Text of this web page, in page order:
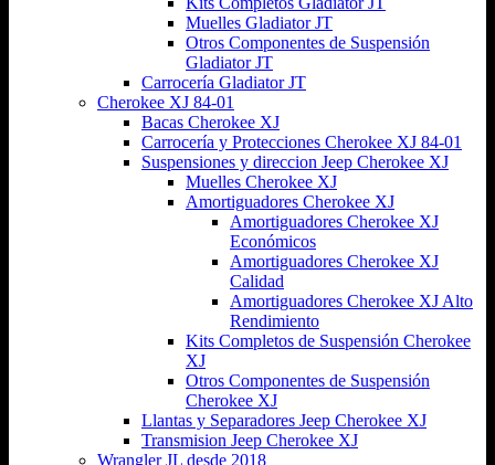
Muelles Gladiator JT
Otros Componentes de Suspensión
Gladiator JT
Carrocería Gladiator JT
Cherokee XJ 84-01
Bacas Cherokee XJ
Carrocería y Protecciones Cherokee XJ 84-01
Suspensiones y direccion Jeep Cherokee XJ
Muelles Cherokee XJ
Amortiguadores Cherokee XJ
Amortiguadores Cherokee XJ
Económicos
Amortiguadores Cherokee XJ
Calidad
Amortiguadores Cherokee XJ Alto
Rendimiento
Kits Completos de Suspensión Cherokee
XJ
Otros Componentes de Suspensión
Cherokee XJ
Llantas y Separadores Jeep Cherokee XJ
Transmision Jeep Cherokee XJ
Wrangler JL desde 2018